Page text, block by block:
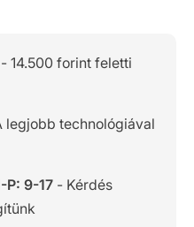
- 14.500 forint feletti
legjobb technológiával
P: 9-17- Kérdés